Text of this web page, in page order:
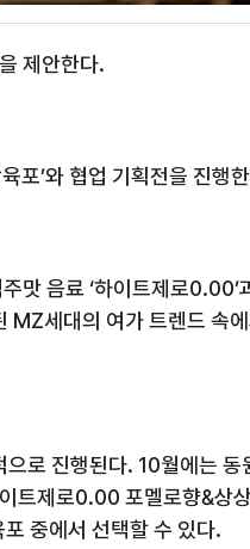
제안한다.
포’와 협업 기획전을 진행
음료 ‘하이트제로
세대의 여가 트렌드 속
로 진행된다. 10월에는
트제로0.00 포멜로향&상
중에서 선택할 수 있다.